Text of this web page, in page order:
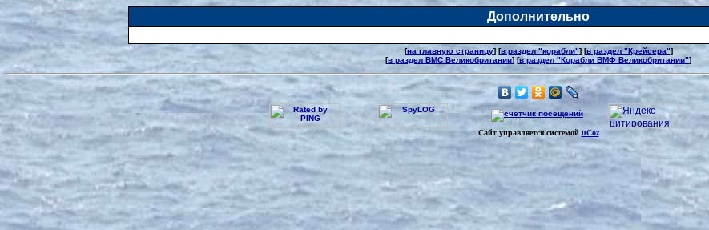
Дополнительно
[на главную страницу] [в раздел "корабли"] [в раздел "Крейсера"]
[в раздел ВМС Великобритании] [в раздел "Корабли ВМФ Великобритании"]
Сайт управляется системой uCoz